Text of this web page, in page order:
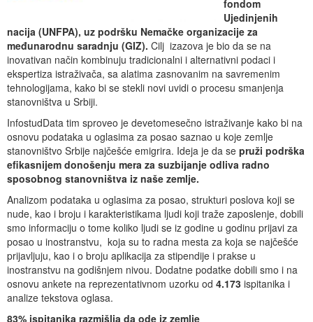
fondom
Ujedinjenih
nacija (UNFPA), uz podršku Nemačke organizacije za
međunarodnu saradnju (GIZ). Cilj izazova je bio da se na
inovativan način kombinuju tradicionalni i alternativni podaci i
ekspertiza istraživača, sa alatima zasnovanim na savremenim
tehnologijama, kako bi se stekli novi uvidi o procesu smanjenja
stanovništva u Srbiji.
InfostudData tim sproveo je devetomesečno istraživanje kako bi na
osnovu podataka u oglasima za posao saznao u koje zemlje
stanovništvo Srbije najčešće emigrira. Ideja je da se pruži podrška
efikasnijem donošenju mera za suzbijanje odliva radno
sposobnog stanovništva iz naše zemlje.
Analizom podataka u oglasima za posao, strukturi poslova koji se
nude, kao i broju i karakteristikama ljudi koji traže zaposlenje, dobili
smo informaciju o tome koliko ljudi se iz godine u godinu prijavi za
posao u inostranstvu, koja su to radna mesta za koja se najčešće
prijavljuju, kao i o broju aplikacija za stipendije i prakse u
inostranstvu na godišnjem nivou. Dodatne podatke dobili smo i na
osnovu ankete na reprezentativnom uzorku od 4.173 ispitanika i
analize tekstova oglasa.
83% ispitanika razmišlja da ode iz zemlje